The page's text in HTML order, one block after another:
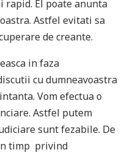
rapid. El poate anunta
Astfel evitati sa
de creante.
in faza
cu dumneavoastra
Vom efectua o
Astfel putem
sunt fezabile. De
timp privind